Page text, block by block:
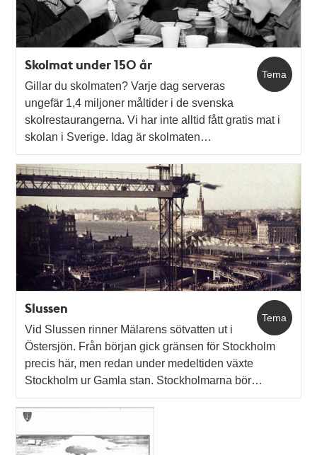
Tema
Skolmat under 150 år
Gillar du skolmaten? Varje dag serveras
ungefär 1,4 miljoner måltider i de svenska
skolrestaurangerna. Vi har inte alltid fått gratis mat i
skolan i Sverige. Idag är skolmaten…
Tema
Slussen
Vid Slussen rinner Mälarens sötvatten ut i
Östersjön. Från början gick gränsen för Stockholm
precis här, men redan under medeltiden växte
Stockholm ur Gamla stan. Stockholmarna bör…